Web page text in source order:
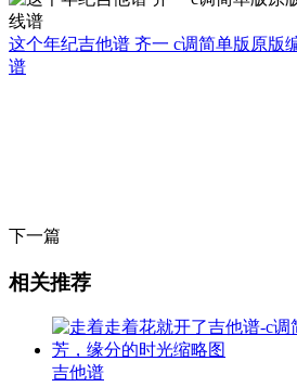
这个年纪吉他谱 齐一 c调简单版原版
谱
下一篇
相关推荐
吉他谱